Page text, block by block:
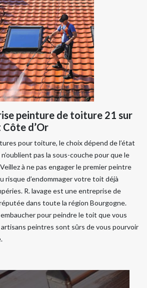
peinture de toiture 21 sur
d’Or
pour toiture, le choix dépend de l’état
pas la sous-couche pour que le
à ne pas engager le premier peintre
risque d’endommager votre toit déjà
R. lavage est une entreprise de
dans toute la région Bourgogne.
pour peindre le toit que vous
artisans peintres sont sûrs de vous pourvoir